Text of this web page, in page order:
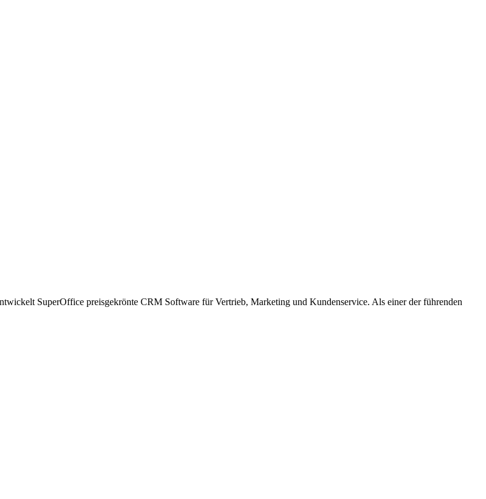
SuperOffice preisgekrönte CRM Software für Vertrieb, Marketing und Kundenservice. Als einer der führenden